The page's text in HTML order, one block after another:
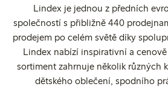
Lindex je jednou z předních
společností s přibližně 440
prodejem po celém světě díky
Lindex nabízí inspirativní a
sortiment zahrnuje několik různých
dětského oblečení, spodního